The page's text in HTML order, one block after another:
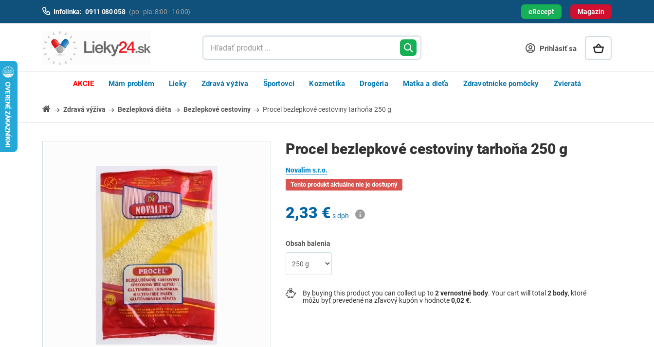
Magazín
Infolinka: 0911 080 058 (po - pia: 8:00 - 16:00) eRecept
Prihlásiť sa
AKCIE Mám problém Lieky Zdravá výživa Športovci Kozmetika Drogéria Matka a dieťa Zdravotnícke pomôcky Zvieratá
Zdravá výživa Bezlepková diéta Bezlepkové cestoviny Procel bezlepkové cestoviny tarhoňa 250 g
Procel bezlepkové cestoviny tarhoňa 250 g
Novalim s.r.o.
Tento produkt aktuálne nie je dostupný
2,33 € s dph
Obsah balenia
By buying this product you can collect up to2vernostné body. Your cart will total 2 body, ktoré
môžu byť prevedené na zľavový kupón v hodnote0,02 €.